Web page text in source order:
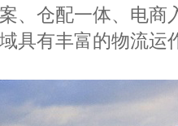
、仓配一体、电商
具有丰富的物流运